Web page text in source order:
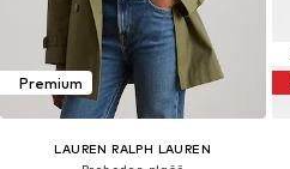
Premium
LAUREN RALPH LAUREN